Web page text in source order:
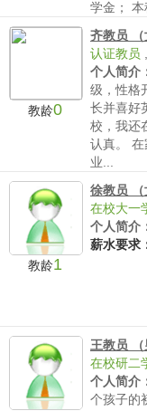
学金；
中以及
验，纯英
薪水要求
教龄0
齐教员 （
认证教员
个人简介
级，性格
长并喜好
校，我还
认真。
业...
教龄1
徐教员 （
在校大一
个人简介
薪水要求
王教员 （
在校研二
个人简介
个孩子的